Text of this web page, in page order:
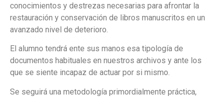
conocimientos y destrezas necesarias para afrontar la
restauración y conservación de libros manuscritos en un
avanzado nivel de deterioro.
El alumno tendrá ente sus manos esa tipología de
documentos habituales en nuestros archivos y ante los
que se siente incapaz de actuar por si mismo.
Se seguirá una metodología primordialmente práctica,